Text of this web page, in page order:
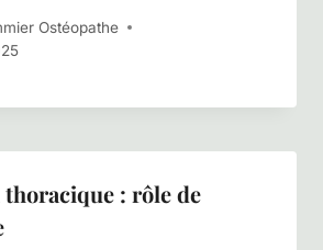
Ostéopathe
: rôle de